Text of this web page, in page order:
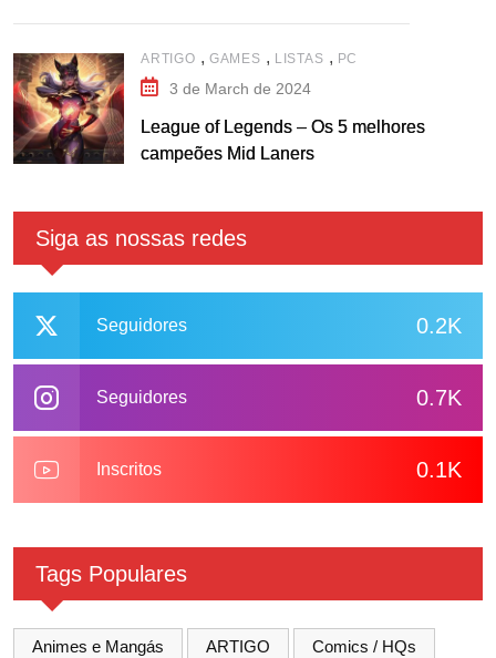
ARTIGO , GAMES , LISTAS , PC
3 de March de 2024
League of Legends – Os 5 melhores
campeões Mid Laners
Siga as nossas redes
0.2K
Seguidores
0.7K
Seguidores
0.1K
Inscritos
Tags Populares
Animes e Mangás ARTIGO Comics / HQs